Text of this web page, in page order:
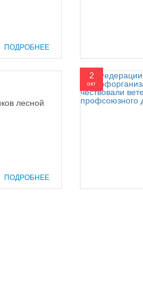
ПОДРОБНЕЕ
лесной
ПОДРОБНЕЕ
2
окт